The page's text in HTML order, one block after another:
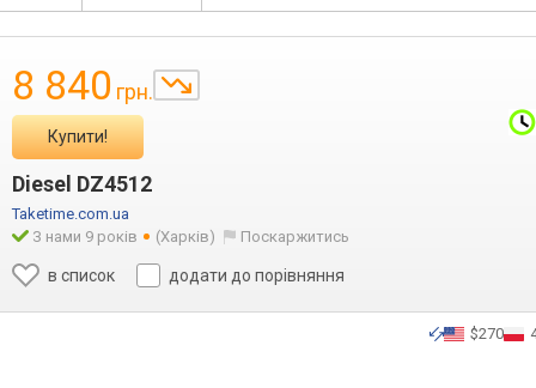
8 840 грн.
Купити!
Diesel DZ4512
Taketime.com.ua
З нами 9 років
(Харків) Поскаржитись
в список додати до порівняння
$270